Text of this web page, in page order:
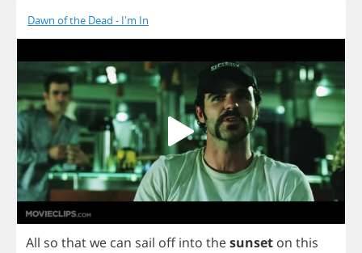
Dawn of the Dead - I'm In
All so thatwe can sail off into thesunset on this